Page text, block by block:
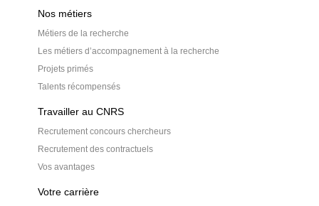
Nos métiers
Métiers de la recherche
Les métiers d’accompagnement à la recherche
Projets primés
Talents récompensés
Travailler au CNRS
Recrutement concours chercheurs
Recrutement des contractuels
Vos avantages
Votre carrière